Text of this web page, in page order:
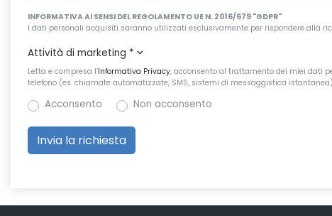
INFORMATIVA AI SENSI DEL REGOLAMENTO UE N. 2016/679 "GDPR"
I dati personali acquisiti saranno utilizzati esclusivamente per rispondere alla
Attività di marketing *
Letta e compresa l’Informativa Privacy, acconsento al trattamento dei miei dati
telefono (es. chiamate automatizzate, SMS, sistemi di messaggistica
Acconsento Non acconsento